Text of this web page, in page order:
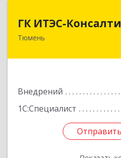
ГК ИТЭС-
Тюмень
Внедрений
1С:Специалист